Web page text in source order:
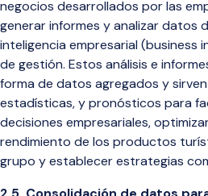
negocios desarrollados por las
generar informes y analizardatos
inteligencia empresarial (business
de gestión. Estos análisis e
forma de datos agregados y
estadísticas, y pronósticos para
decisiones empresariales,
rendimiento de los productos
grupo y establecer estrategias